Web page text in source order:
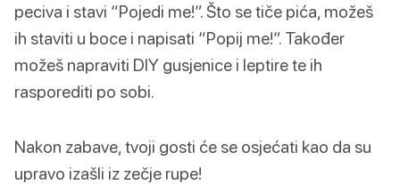
peciva i stavi “Pojedi me!”. Što se tiče pića, možeš
ih staviti u boce i napisati “Popij me!”. Također
možeš napraviti DIY gusjenice i leptire te ih
rasporediti po sobi.
Nakon zabave, tvoji gosti će se osjećati kao da su
upravo izašli iz zečje rupe!